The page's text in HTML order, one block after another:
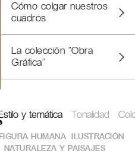
Cómo colgar nuestros
cuadros
La colección "Obra
Gráfica"
y temática Tonalidad
HUMANA ILUSTRACIÓN
NATURALEZA Y PAISAJES